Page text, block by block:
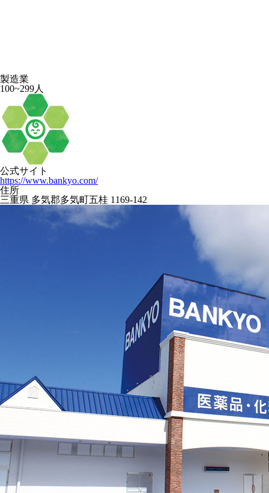
製造業
100~299人
公式サイト
https://www.bankyo.com/
住所
三重県 多気郡多気町五桂 1169-142